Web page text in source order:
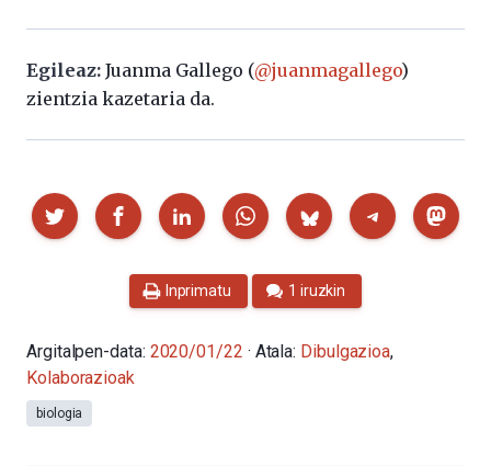
Egileaz: Juanma Gallego (@juanmagallego)
zientzia kazetaria da.
Partekatu
Inprimatu 1 iruzkin
Argitalpen-data: 2020/01/22 · Atala: Dibulgazioa,
Kolaborazioak
biologia